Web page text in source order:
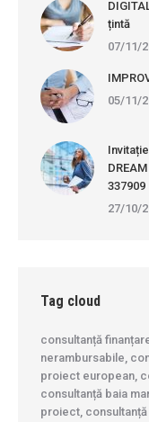
țintă
07/11/
05/11/
337909
27/10/
Tag cloud
consultanță
nerambursabile,
proiect european,
consultanță baia
proiect,